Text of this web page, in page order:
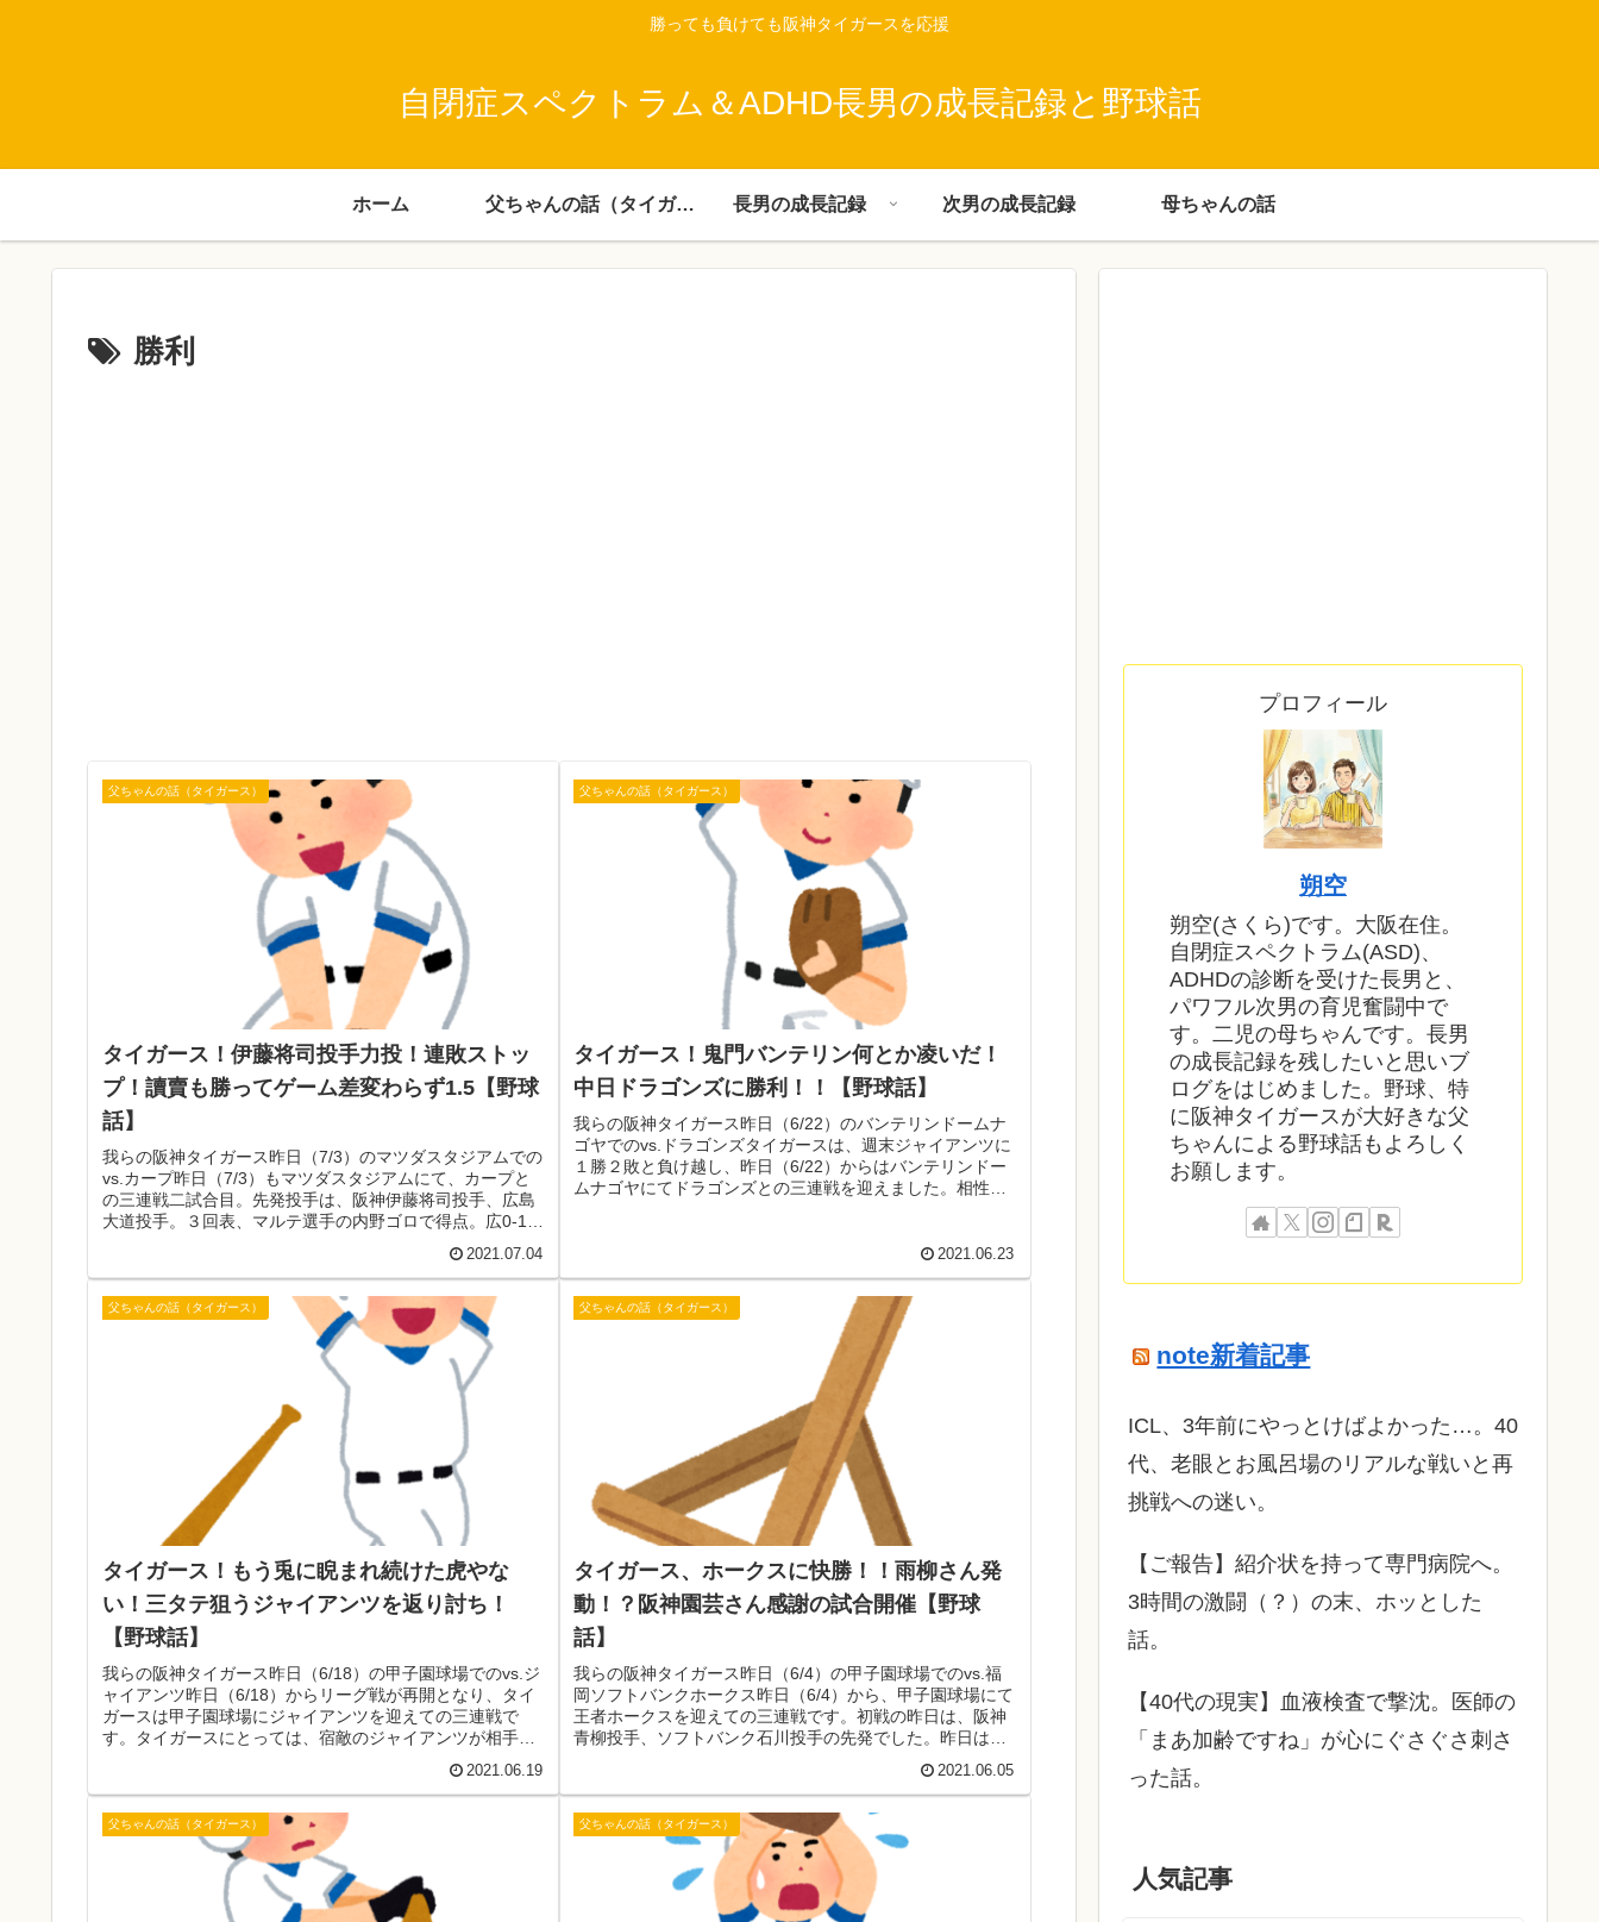
勝っても負けても阪神タイガースを応援
自閉症スペクトラム＆ADHD長男の成長記録と野球話
ホーム 父ちゃんの話（タイガース） 長男の成長記録 次男の成長記録 母ちゃんの話
勝利
父ちゃんの話（タイガース）
タイガース！伊藤将司投手力投！連敗ストッ
プ！讀賣も勝ってゲーム差変わらず1.5【野球
話】
我らの阪神タイガース昨日（7/3）のマツダスタジアムでの
vs.カープ昨日（7/3）もマツダスタジアムにて、カープと
の三連戦二試合目。先発投手は、阪神伊藤将司投手、広島
大道投手。３回表、マルテ選手の内野ゴロで得点。広0-1神
2021.07.04
父ちゃんの話（タイガース）
タイガース！鬼門バンテリン何とか凌いだ！
中日ドラゴンズに勝利！！【野球話】
我らの阪神タイガース昨日（6/22）のバンテリンドームナ
ゴヤでのvs.ドラゴンズタイガースは、週末ジャイアンツに
１勝２敗と負け越し、昨日（6/22）からはバンテリンドー
ムナゴヤにてドラゴンズとの三連戦を迎えました。相性が
2021.06.23
父ちゃんの話（タイガース）
タイガース！もう兎に睨まれ続けた虎やな
い！三タテ狙うジャイアンツを返り討ち！
【野球話】
我らの阪神タイガース昨日（6/18）の甲子園球場でのvs.ジ
ャイアンツ昨日（6/18）からリーグ戦が再開となり、タイ
ガースは甲子園球場にジャイアンツを迎えての三連戦で
す。タイガースにとっては、宿敵のジャイアンツが相手。
2021.06.19
父ちゃんの話（タイガース）
タイガース、ホークスに快勝！！雨柳さん発
動！？阪神園芸さん感謝の試合開催【野球
話】
我らの阪神タイガース昨日（6/4）の甲子園球場でのvs.福
岡ソフトバンクホークス昨日（6/4）から、甲子園球場にて
王者ホークスを迎えての三連戦です。初戦の昨日は、阪神
青柳投手、ソフトバンク石川投手の先発でした。昨日は、
2021.06.05
父ちゃんの話（タイガース） 父ちゃんの話（タイガース）
プロフィール
朔空
朔空(さくら)です。大阪在住。
自閉症スペクトラム(ASD)、
ADHDの診断を受けた長男と、
パワフル次男の育児奮闘中で
す。二児の母ちゃんです。長男
の成長記録を残したいと思いブ
ログをはじめました。野球、特
に阪神タイガースが大好きな父
ちゃんによる野球話もよろしく
お願します。
note新着記事
ICL、3年前にやっとけばよかった…。40
代、老眼とお風呂場のリアルな戦いと再
挑戦への迷い。
​【ご報告】紹介状を持って専門病院へ。
3時間の激闘（？）の末、ホッとした
話。
【40代の現実】血液検査で撃沈。医師の
「まあ加齢ですね」が心にぐさぐさ刺さ
った話。
人気記事